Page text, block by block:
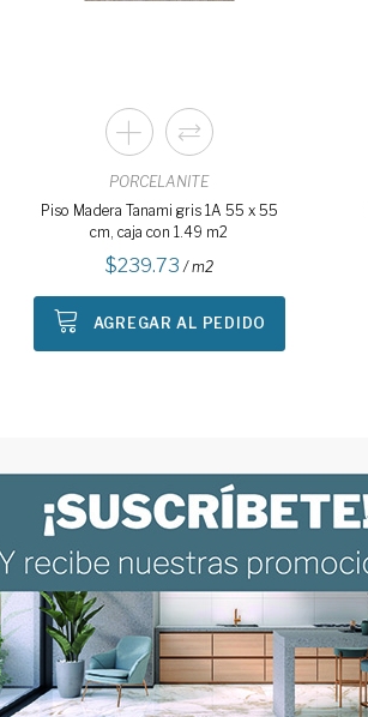
PORCELANITE
Piso Madera Tanami gris 1A 55 x 55
cm, caja con 1.49 m2
239.73 / m2
AGREGAR AL PEDIDO